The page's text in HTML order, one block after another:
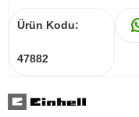
Ürün Kodu:
47882